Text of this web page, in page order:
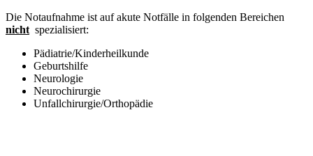
Die Notaufnahme ist auf akute Notfälle in folgenden Bereichen
nicht spezialisiert:
Pädiatrie/Kinderheilkunde
Geburtshilfe
Neurologie
Neurochirurgie
Unfallchirurgie/Orthopädie